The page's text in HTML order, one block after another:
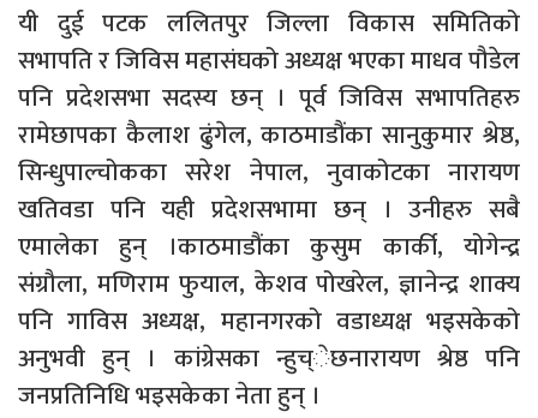
यी दुई पटक ललितपुर जिल्ला विकास समितिको
सभापति र जिविस महासंघको अध्यक्ष भएका माधव पौडेल
पनि प्रदेशसभा सदस्य छन् । पूर्व जिविस सभापतिहरु
रामेछापका कैलाश ढुंगेल, काठमाडौंका सानुकुमार श्रेष्ठ,
सिन्धुपाल्चोकका सरेश नेपाल, नुवाकोटका नारायण
खतिवडा पनि यही प्रदेशसभामा छन् । उनीहरु सबै
एमालेका हुन् ।काठमाडौंका कुसुम कार्की, योगेन्द्र
संग्रौला, मणिराम फुयाल, केशव पोखरेल, ज्ञानेन्द्र शाक्य
पनि गाविस अध्यक्ष, महानगरको वडाध्यक्ष भइसकेको
अनुभवी हुन् । कांग्रेसका न्हुच्ेछनारायण श्रेष्ठ पनि
जनप्रतिनिधि भइसकेका नेता हुन् ।